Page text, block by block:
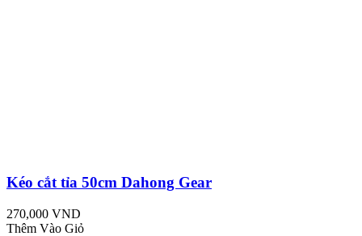
Kéo cắt tỉa 50cm Dahong Gear
270,000 VND
Thêm Vào Giỏ